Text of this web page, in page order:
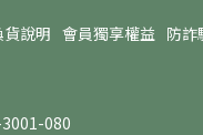
貨說明 會員獨享權益 防詐
080